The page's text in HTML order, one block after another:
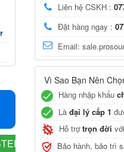
JCB
Liên hệ CSKH :
Đặt hàng ngay :
Email:
Vì Sao Bạn Nên
Hàng nhập khẩu
Là đại lý cấp 1
Hỗ trợtrọn đời
Bảo hành, bảo trì